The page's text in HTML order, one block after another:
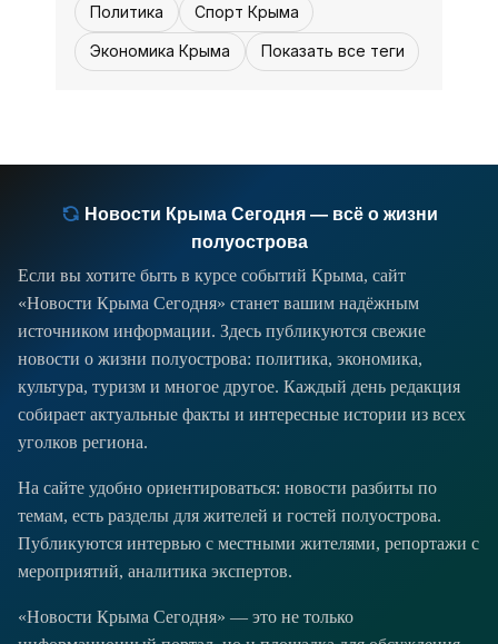
Политика Спорт Крыма
Экономика Крыма Показать все теги
Новости Крыма Сегодня — всё о жизни
полуострова
Если вы хотите быть в курсе событий Крыма, сайт
«Новости Крыма Сегодня» станет вашим надёжным
источником информации. Здесь публикуются свежие
новости о жизни полуострова: политика, экономика,
культура, туризм и многое другое. Каждый день редакция
собирает актуальные факты и интересные истории из всех
уголков региона.
На сайте удобно ориентироваться: новости разбиты по
темам, есть разделы для жителей и гостей полуострова.
Публикуются интервью с местными жителями, репортажи с
мероприятий, аналитика экспертов.
«Новости Крыма Сегодня» — это не только